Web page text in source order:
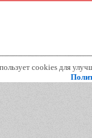
cookies для